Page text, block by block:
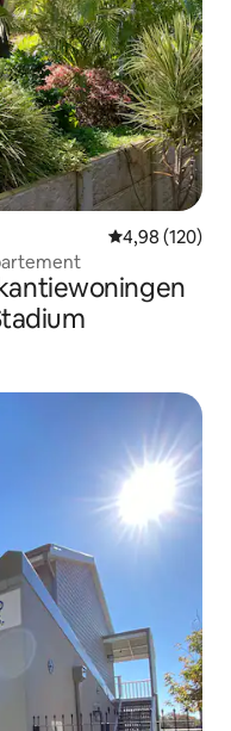
Gemiddelde
4,98 (120)